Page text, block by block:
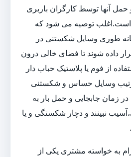
آنها توسط کارگران باربری
توصیه می شود که
طوری وسایل شکستنی در
داده شوند تا فضای خالی درون
از فوم یا پلاستیک حباب دار
ترتیب وسایل حساس و شکستنی
زمان جابجایی و حمل بار به
نبینند و دچار شکستگی و یا
به خواسته مشتری یکی از